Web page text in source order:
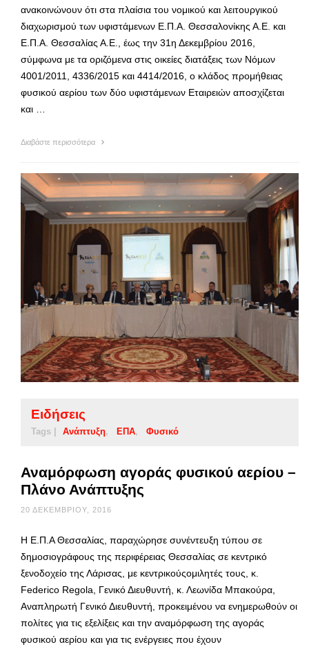
ανακοινώνουν ότι στα πλαίσια του νομικού και λειτουργικού
διαχωρισμού των υφιστάμενων Ε.Π.Α. Θεσσαλονίκης Α.Ε. και
Ε.Π.Α. Θεσσαλίας Α.Ε., έως την 31η Δεκεμβρίου 2016,
σύμφωνα με τα οριζόμενα στις οικείες διατάξεις των Νόμων
4001/2011, 4336/2015 και 4414/2016, ο κλάδος προμήθειας
φυσικού αερίου των δύο υφιστάμενων Εταιρειών αποσχίζεται
και …
Διαβάστε περισσότερα
Ειδήσεις
Tags | Ανάπτυξη ΕΠΑ Φυσικό
Αναμόρφωση αγοράς φυσικού αερίου –
Πλάνο Ανάπτυξης
20 ΔΕΚΕΜΒΡΊΟΥ, 2016
Η Ε.Π.Α Θεσσαλίας, παραχώρησε συνέντευξη τύπου σε
δημοσιογράφους της περιφέρειας Θεσσαλίας σε κεντρικό
ξενοδοχείο της Λάρισας, με κεντρικούςομιλητές τους, κ.
Federico Regola, Γενικό Διευθυντή, κ. Λεωνίδα Μπακούρα,
Αναπληρωτή Γενικό Διευθυντή, προκειμένου να ενημερωθούν οι
πολίτες για τις εξελίξεις και την αναμόρφωση της αγοράς
φυσικού αερίου και για τις ενέργειες που έχουν